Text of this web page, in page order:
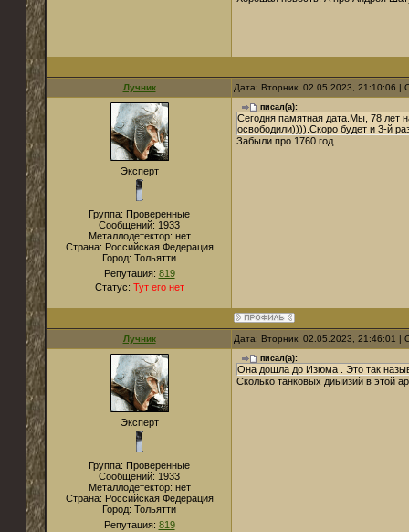
Лучник Дата: Вторник, 02.05.2023, 21:10:06
Эксперт
Группа: Проверенные
Сообщений: 1933
Металлодетектор: нет
Страна: Российская Федерация
Город: Тольятти
Репутация: 819
Статус: Тут его нет
писал(а):
Сегодня памятная дата.Мы, 78 лет
освободили)))).Скоро будет и 3-й
Забыли про 1760 год.
Лучник Дата: Вторник, 02.05.2023, 21:46:01
Эксперт
Группа: Проверенные
Сообщений: 1933
Металлодетектор: нет
Страна: Российская Федерация
Город: Тольятти
Репутация: 819
писал(а):
Она дошла до Изюма . Это так
Сколько танковых диыизий в этой